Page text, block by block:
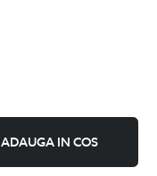
ADAUGA IN COS